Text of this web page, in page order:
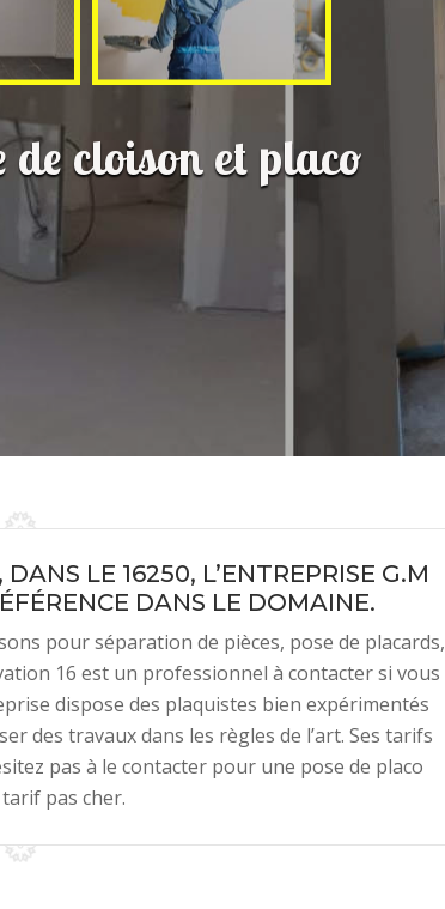
cloison et placo
LE 16250, L’ENTREPRISE G.M
DANS LE DOMAINE.
pour séparation de pièces, pose de placards,
16 est un professionnel à contacter si vous
dispose des plaquistes bien expérimentés
des travaux dans les règles de l’art. Ses tarifs
pas à le contacter pour une pose de placo
pas cher.